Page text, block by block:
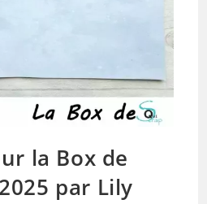
la Box de
par Lily